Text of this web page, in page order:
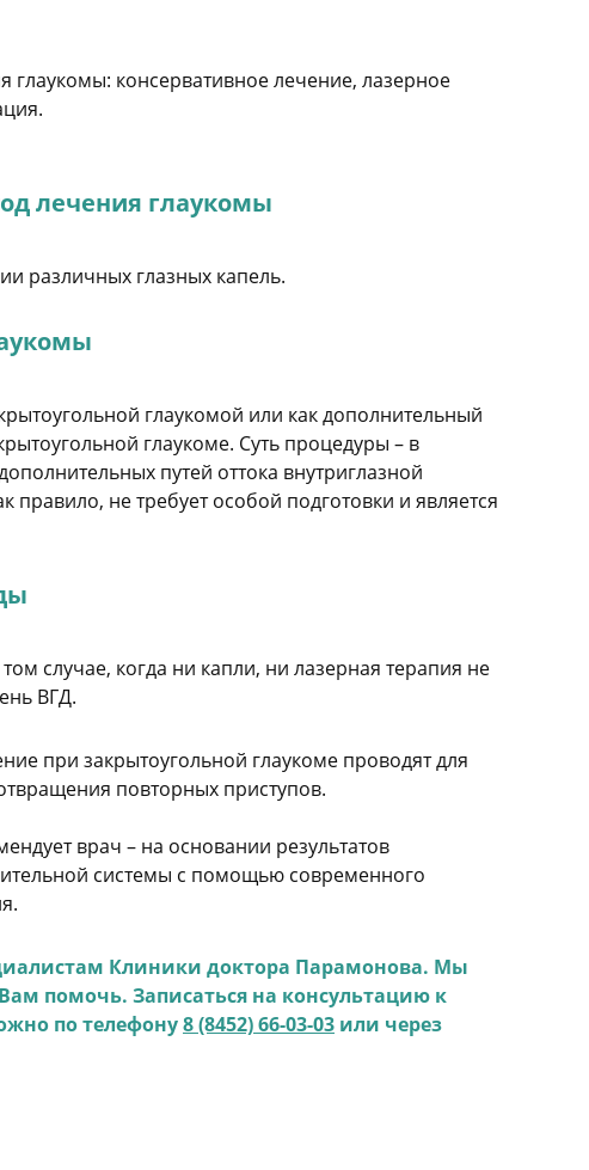
глаукомы: консервативное лечение, лазерное
лечения глаукомы
различных глазных капель.
глаукомой или как дополнительный
глаукоме. Суть процедуры – в
путей оттока внутриглазной
правило, не требует особой подготовки и является
случае, когда ни капли, ни лазерная терапия не
ВГД.
при закрытоугольной глаукоме проводят для
повторных приступов.
врач – на основании результатов
системы с помощью современного
Клиники доктора Парамонова. Мы
помочь. Записаться на консультацию к
по телефону8 (8452) 66-03-03 или через